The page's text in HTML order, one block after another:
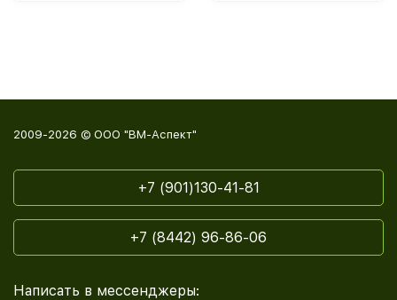
2009-2026 © ООО "ВМ-Аспект"
+7 (901)130-41-81
+7 (8442) 96-86-06
Написать в мессенджеры: